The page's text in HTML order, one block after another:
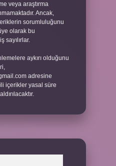
veya araştırma
Ancak,
sorumluluğunu
olarak bu
sayılırlar.
aykırı olduğunu
adresine
içerikler yasal süre